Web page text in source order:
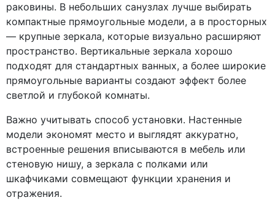
раковины. В небольших санузлах лучше выбирать
компактные прямоугольные модели, а в просторных
— крупные зеркала, которые визуально расширяют
пространство. Вертикальные зеркала хорошо
подходят для стандартных ванных, а более широкие
прямоугольные варианты создают эффект более
светлой и глубокой комнаты.
Важно учитывать способ установки. Настенные
модели экономят место и выглядят аккуратно,
встроенные решения вписываются в мебель или
стеновую нишу, а зеркала с полками или
шкафчиками совмещают функции хранения и
отражения.